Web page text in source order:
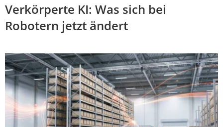
Verkörperte KI: Was sich bei
Robotern jetzt ändert